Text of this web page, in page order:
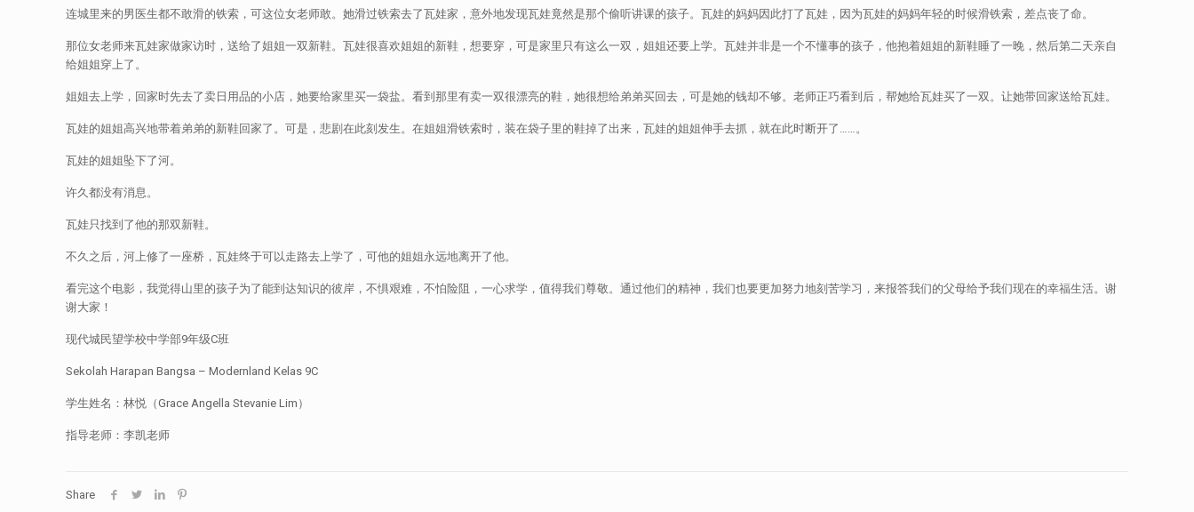
连城里来的男医生都不敢滑的铁索，可这位女老师敢。她滑过铁索去了瓦娃家，意外地发现瓦娃竟然是那个偷听讲课的孩子。瓦娃的妈妈因此打了瓦娃，因为瓦娃的妈妈年轻的时候滑铁索，差点丧了命。
那位女老师来瓦娃家做家访时，送给了姐姐一双新鞋。瓦娃很喜欢姐姐的新鞋，想要穿，可是家里只有这么一双，姐姐还要上学。瓦娃并非是一个不懂事的孩子，他抱着姐姐的新鞋睡了一晚，然后第二天亲自
给姐姐穿上了。
姐姐去上学，回家时先去了卖日用品的小店，她要给家里买一袋盐。看到那里有卖一双很漂亮的鞋，她很想给弟弟买回去，可是她的钱却不够。老师正巧看到后，帮她给瓦娃买了一双。让她带回家送给瓦娃。
瓦娃的姐姐高兴地带着弟弟的新鞋回家了。可是，悲剧在此刻发生。在姐姐滑铁索时，装在袋子里的鞋掉了出来，瓦娃的姐姐伸手去抓，就在此时断开了……。
瓦娃的姐姐坠下了河。
许久都没有消息。
瓦娃只找到了他的那双新鞋。
不久之后，河上修了一座桥，瓦娃终于可以走路去上学了，可他的姐姐永远地离开了他。
看完这个电影，我觉得山里的孩子为了能到达知识的彼岸，不惧艰难，不怕险阻，一心求学，值得我们尊敬。通过他们的精神，我们也要更加努力地刻苦学习，来报答我们的父母给予我们现在的幸福生活。谢
谢大家！
现代城民望学校中学部9年级C班
Sekolah Harapan Bangsa – Modernland Kelas 9C
学生姓名：林悦（Grace Angella Stevanie Lim）
指导老师：李凯老师
Share